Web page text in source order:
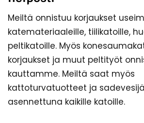
Meiltä onnistuu korjaukset
katemateriaaleille, tiilikatoille,
peltikatoille. Myös
korjaukset ja muut peltityöt
kauttamme. Meiltä saat myös
kattoturvatuotteet ja
asennettuna kaikille katoille.